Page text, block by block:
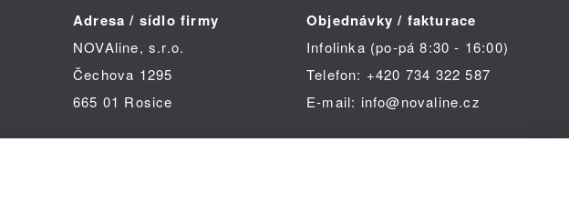
Adresa / sídlo firmy
NOVAline, s.r.o.
Čechova 1295
665 01 Rosice
Objednávky / fakturace
Infolinka (po-pá 8:30 - 16:00)
Telefon: +420 734 322 587
E-mail: info@novaline.cz